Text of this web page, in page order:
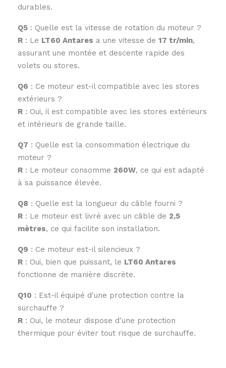
durables.
Q5 : Quelle est la vitesse de rotation du moteur ?
R : Le LT60 Antares a une vitesse de 17 tr/min,
assurant une montée et descente rapide des
volets ou stores.
Q6 : Ce moteur est-il compatible avec les stores
extérieurs ?
R : Oui, il est compatible avec les stores extérieurs
et intérieurs de grande taille.
Q7 : Quelle est la consommation électrique du
moteur ?
R : Le moteur consomme 260W, ce qui est adapté
à sa puissance élevée.
Q8 : Quelle est la longueur du câble fourni ?
R : Le moteur est livré avec un câble de 2,5
mètres, ce qui facilite son installation.
Q9 : Ce moteur est-il silencieux ?
R : Oui, bien que puissant, le LT60 Antares
fonctionne de manière discrète.
Q10 : Est-il équipé d'une protection contre la
surchauffe ?
R : Oui, le moteur dispose d'une protection
thermique pour éviter tout risque de surchauffe.